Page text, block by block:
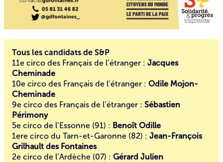
Tous les candidats de S&P
11e circo des Français de l’étranger : Jacques
Cheminade
10e circo des Français de l’étranger : Odile Mojon-
Cheminade
9e circo des Français de l’étranger : Sébastien
Périmony
5e circo de l’Essonne (91) : Benoît Odille
1ere circo du Tarn-et-Garonne (82) : Jean-François
Grilhault des Fontaines
2e circo de l’Ardèche (07) : Gérard Julien